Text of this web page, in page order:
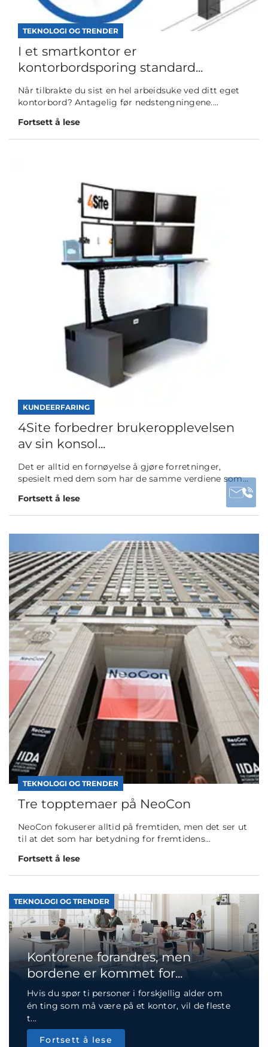
TEKNOLOGI OG TRENDER
I et smartkontor er
kontorbordsporing standard...
Når tilbrakte du sist en hel arbeidsuke ved ditt eget
kontorbord? Antagelig før nedstengningene....
Fortsett å lese
KUNDEERFARING
4Site forbedrer brukeropplevelsen
av sin konsol...
Det er alltid en fornøyelse å gjøre forretninger,
spesielt med dem som har de samme verdiene som...
Fortsett å lese
TEKNOLOGI OG TRENDER
Tre topptemaer på NeoCon
NeoCon fokuserer alltid på fremtiden, men det ser ut
til at det som har betydning for fremtidens...
Fortsett å lese
TEKNOLOGI OG TRENDER
Kontorene forandres, men
bordene er kommet for...
Hvis du spør ti personer i forskjellig alder om
én ting som må være på et kontor, vil de fleste
t...
Fortsett å lese